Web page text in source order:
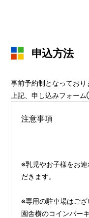
申込方法
事前予約制となっており
上記、申し込みフォー
注意事項
※乳児やお子様をお
だきます。
※専用の駐車場はござ
園舎横のコインパー